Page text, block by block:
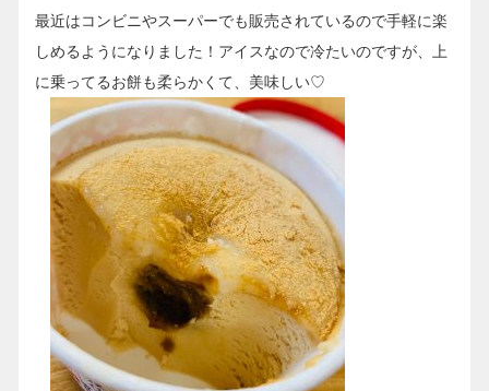
最近はコンビニやスーパーでも販売されているので手軽に楽
しめるようになりました！アイスなので冷たいのですが、上
に乗ってるお餅も柔らかくて、美味しい♡